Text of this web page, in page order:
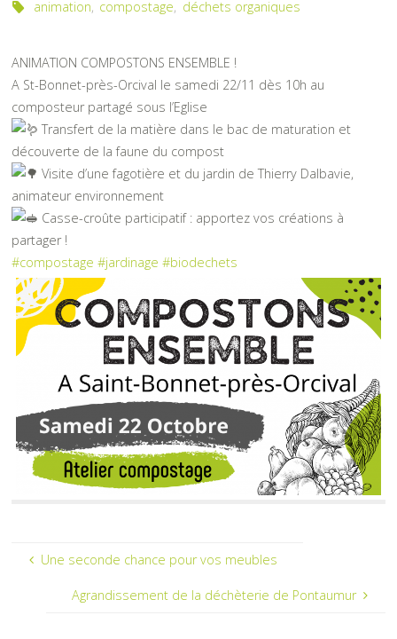
animation, compostage, déchets organiques
ANIMATION COMPOSTONS ENSEMBLE !
A St-Bonnet-près-Orcival le samedi 22/11 dès 10h au
composteur partagé sous l’Eglise
Transfert de la matière dans le bac de maturation et
découverte de la faune du compost
Visite d’une fagotière et du jardin de Thierry Dalbavie,
animateur environnement
Casse-croûte participatif : apportez vos créations à
partager !
#compostage #jardinage #biodechets
Une seconde chance pour vos meubles
Agrandissement de la déchèterie de Pontaumur